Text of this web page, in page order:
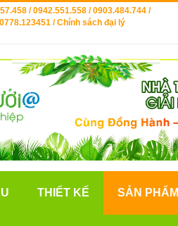
/ 0942.551.558 / 0903.484.744 /
/ Chính sách đại lý
THIẾT KẾ SẢN PHẨM